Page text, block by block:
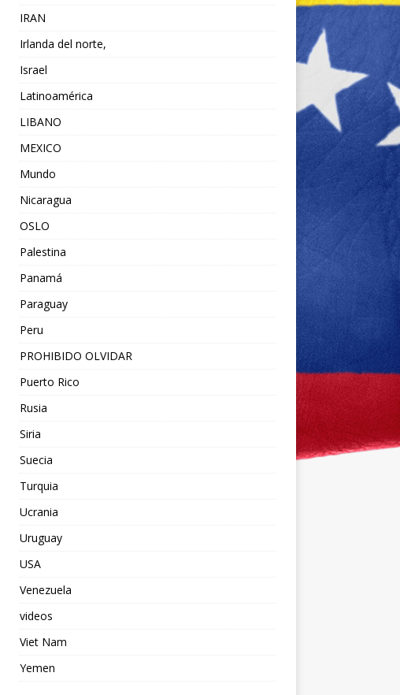
IRAN
Irlanda del norte,
Israel
Latinoamérica
LIBANO
MEXICO
Mundo
Nicaragua
OSLO
Palestina
Panamá
Paraguay
Peru
PROHIBIDO OLVIDAR
Puerto Rico
Rusia
Siria
Suecia
Turquia
Ucrania
Uruguay
USA
Venezuela
videos
Viet Nam
Yemen